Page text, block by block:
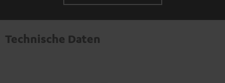
Technische Daten